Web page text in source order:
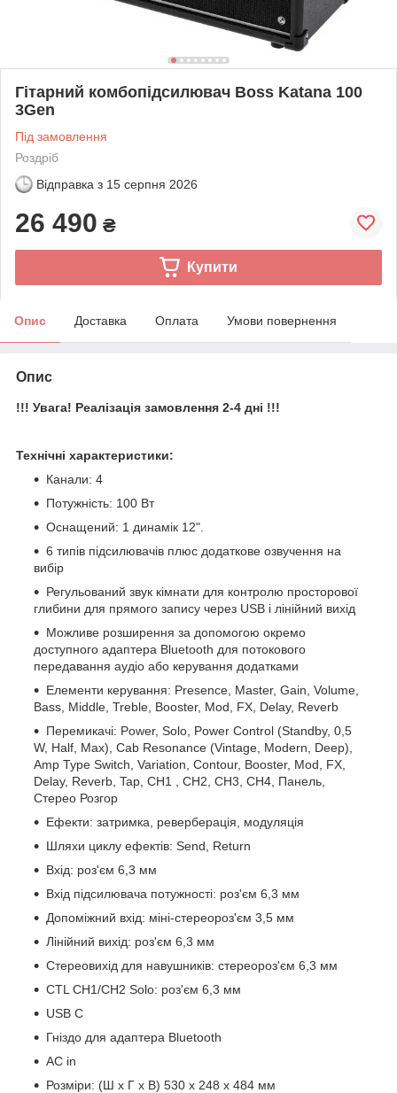
Гітарний комбопідсилювач Boss Katana 100
3Gen
Під замовлення
Роздріб
Відправка з 15 серпня 2026
26 490 ₴
Купити
Опис Доставка Оплата Умови повернення
Опис
!!! Увага! Реалізація замовлення 2-4 дні !!!
Технічні характеристики:
Канали: 4
Потужність: 100 Вт
Оснащений: 1 динамік 12".
6 типів підсилювачів плюс додаткове озвучення на
вибір
Регульований звук кімнати для контролю просторової
глибини для прямого запису через USB і лінійний вихід
Можливе розширення за допомогою окремо
доступного адаптера Bluetooth для потокового
передавання аудіо або керування додатками
Елементи керування: Presence, Master, Gain, Volume,
Bass, Middle, Treble, Booster, Mod, FX, Delay, Reverb
Перемикачі: Power, Solo, Power Control (Standby, 0,5
W, Half, Max), Cab Resonance (Vintage, Modern, Deep),
Amp Type Switch, Variation, Contour, Booster, Mod, FX,
Delay, Reverb, Tap, CH1 , CH2, CH3, CH4, Панель,
Стерео Розгор
Ефекти: затримка, реверберація, модуляція
Шляхи циклу ефектів: Send, Return
Вхід: роз'єм 6,3 мм
Вхід підсилювача потужності: роз'єм 6,3 мм
Допоміжний вхід: міні-стереороз'єм 3,5 мм
Лінійний вихід: роз'єм 6,3 мм
Стереовихід для навушників: стереороз'єм 6,3 мм
CTL CH1/CH2 Solo: роз'єм 6,3 мм
USB C
Гніздо для адаптера Bluetooth
AC in
Розміри: (Ш x Г x В) 530 x 248 x 484 мм